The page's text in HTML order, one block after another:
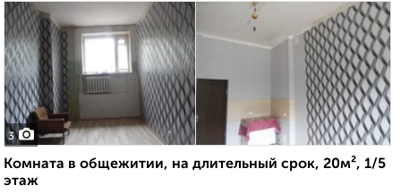
3
Комната в общежитии, на длительный срок, 20м², 1/5
этаж